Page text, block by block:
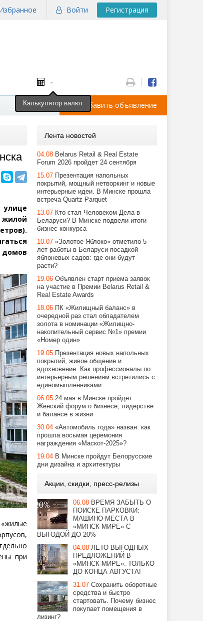
Войти Регистрация
Добавить объявление
жилой
«жилые
при
Лента новостей
04.08 Belarus Retail & Real Estate
Forum 2026 пройдет 24 сентября
15.07 Презентация напольных
покрытий, мощный нетворкинг и новые
интерьерные идеи. В Минске прошла
встреча Quartz Parquet
13.07 Кто стал Человеком Дела в
Беларуси? В Минске подвели итоги
бизнес-конкурса
10.07 «Золотое Яблоко» отметило 5
лет работы в Беларуси посадкой
яблоневых садов: где они будут
расти?
19.06 Объявлен старт приема заявок
на участие в Премии Belarus Retail &
Real Estate Awards
18.06 ПК «Жилищный баланс» в
очередной раз стал обладателем
золота в номинации «Жилищно-
накопительный сервис №1» премии
«Номер один»
19.05 Презентация новых напольных
покрытий, живое общение и
вдохновение. Как профессионалы по
интерьерным решениям встретились с
единомышленниками
06.05 24 мая в Минске пройдет
Женский форум о бизнесе, лидерстве
и балансе в жизни
30.04 «Автомобиль года» назван: как
прошла восьмая церемония
награждения «Маскот-2025»?
19.04 В Минске пройдут Белорусские
дни дизайна и архитектуры
Акции, скидки, пресс-релизы
06.08 ВРЕМЯ ЗАБЫТЬ О
ПОИСКЕ ПАРКОВКИ:
МАШИНО-МЕСТА В
«МИНСК-МИРЕ» С
ВЫГОДОЙ ДО 20%
04.08 ЛЕТО ВЫГОДНЫХ
ПРЕДЛОЖЕНИЙ В
«МИНСК-МИРЕ». ТОЛЬКО
ДО КОНЦА АВГУСТА!
31.07 Сохранить оборотные
средства и быстро
стартовать. Почему бизнес
покупает помещения в
лизинг?
Калькулятор валют